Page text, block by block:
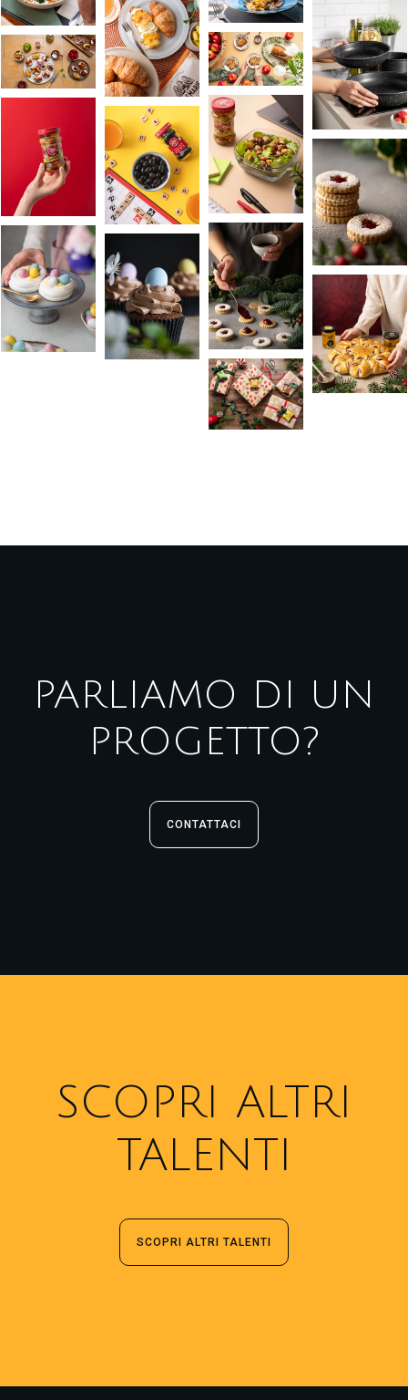
PARLIAMO DI UN
PROGETTO?
CONTATTACI
SCOPRI ALTRI
TALENTI
SCOPRI ALTRI TALENTI